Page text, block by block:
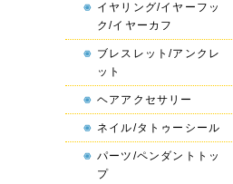
イヤリング/イヤーフッ
ク/イヤーカフ
ブレスレット/アンクレ
ット
ヘアアクセサリー
ネイル/タトゥーシール
パーツ/ペンダントトッ
プ